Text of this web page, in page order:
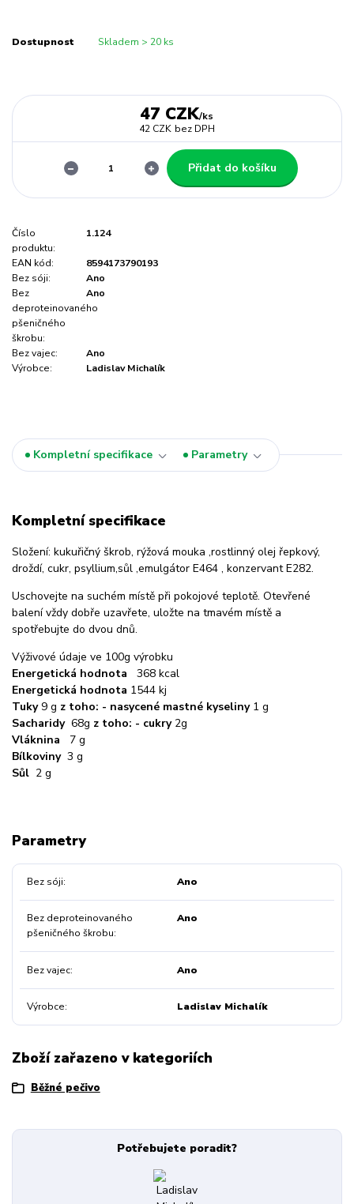
Dostupnost Skladem > 20 ks
47 CZK/ks
42 CZK bez DPH
Přidat do košíku
Číslo
produktu:
1.124
EAN kód:
8594173790193
Bez sóji:
Ano
Bez
deproteinovaného
pšeničného
škrobu:
Ano
Bez vajec:
Ano
Výrobce:
Ladislav Michalík
Kompletní specifikace Parametry
Kompletní specifikace
Složení: kukuřičný škrob, rýžová mouka ,rostlinný olej řepkový,
droždí, cukr, psyllium,sůl ,emulgátor E464 , konzervant E282.
Uschovejte na suchém místě při pokojové teplotě. Otevřené
balení vždy dobře uzavřete, uložte na tmavém místě a
spotřebujte do dvou dnů.
Výživové údaje ve 100g výrobku
Energetická hodnota 368 kcal
Energetická hodnota 1544 kj
Tuky 9 g z toho: - nasycené mastné kyseliny 1 g
Sacharidy 68g z toho: - cukry 2g
Vláknina
7 g
Bílkoviny 3 g
Sůl 2 g
Parametry
Bez sóji Ano
Bez deproteinovaného
pšeničného škrobu
Ano
Bez vajec Ano
Výrobce Ladislav Michalík
Zboží zařazeno v kategoriích
Běžné pečivo
Potřebujete poradit?